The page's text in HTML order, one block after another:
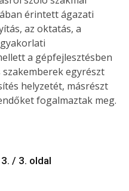
érintett ágazati
az oktatás, a
a gépfejlesztésben
egyrészt
helyzetét, másrészt
fogalmaztak meg.
3. / 3. oldal